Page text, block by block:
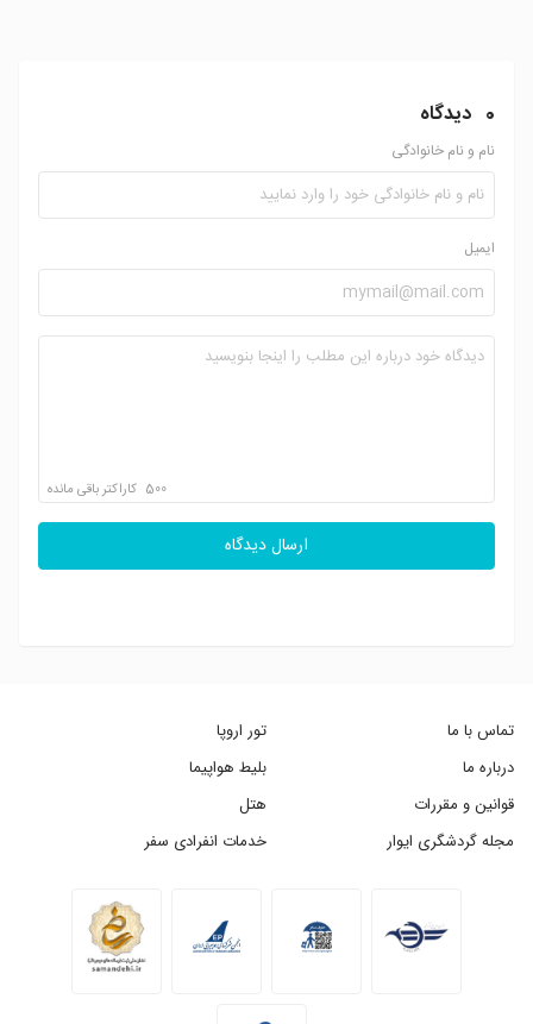
0 دیدگاه
نام و نام خانوادگی
ایمیل
500 کاراکتر باقی مانده
ارسال دیدگاه
تماس با ما
درباره ما
قوانین و مقررات
مجله گردشگری ایوار
تور اروپا
بلیط هواپیما
هتل
خدمات انفرادی سفر